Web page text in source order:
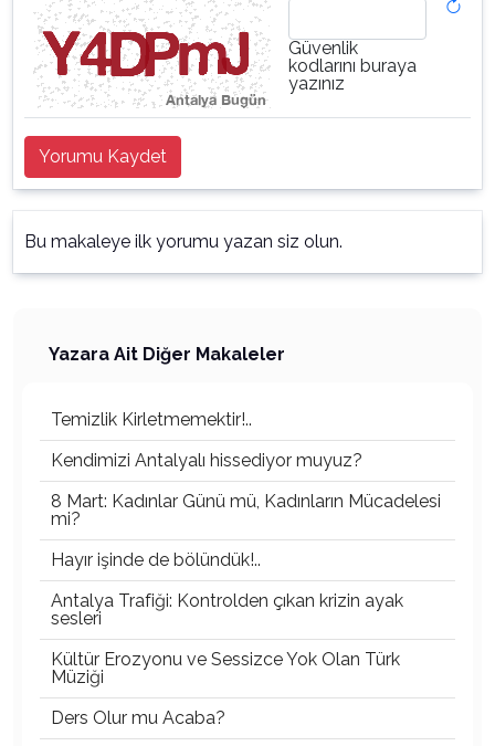
Güvenlik
kodlarını buraya
yazınız
Yorumu Kaydet
Bu makaleye ilk yorumu yazan siz olun.
Yazara Ait Diğer Makaleler
Temizlik Kirletmemektir!..
Kendimizi Antalyalı hissediyor muyuz?
8 Mart: Kadınlar Günü mü, Kadınların Mücadelesi
mi?
Hayır işinde de bölündük!..
Antalya Trafiği: Kontrolden çıkan krizin ayak
sesleri
Kültür Erozyonu ve Sessizce Yok Olan Türk
Müziği
Ders Olur mu Acaba?